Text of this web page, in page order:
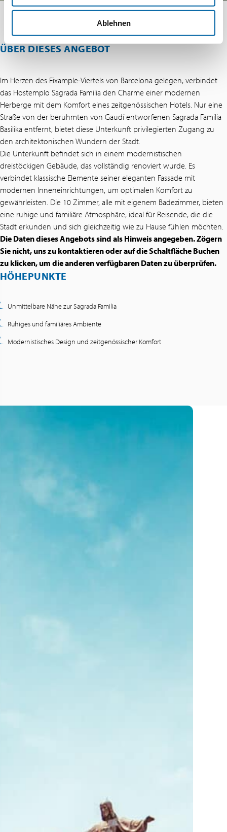
Ablehnen
ÜBER DIESES ANGEBOT
Im Herzen des Eixample-Viertels von Barcelona gelegen, verbindet
das Hostemplo Sagrada Familia den Charme einer modernen
Herberge mit dem Komfort eines zeitgenössischen Hotels. Nur eine
Straße von der berühmten von Gaudí entworfenen Sagrada Familia
Basilika entfernt, bietet diese Unterkunft privilegierten Zugang zu
den architektonischen Wundern der Stadt.
Die Unterkunft befindet sich in einem modernistischen
dreistöckigen Gebäude, das vollständig renoviert wurde. Es
verbindet klassische Elemente seiner eleganten Fassade mit
modernen Inneneinrichtungen, um optimalen Komfort zu
gewährleisten. Die 10 Zimmer, alle mit eigenem Badezimmer, bieten
eine ruhige und familiäre Atmosphäre, ideal für Reisende, die die
Stadt erkunden und sich gleichzeitig wie zu Hause fühlen möchten.
Die Daten dieses Angebots sind als Hinweis angegeben. Zögern
Sie nicht, uns zu kontaktieren oder auf die Schaltfläche Buchen
zu klicken, um die anderen verfügbaren Daten zu überprüfen.
HÖHEPUNKTE
Unmittelbare Nähe zur Sagrada Familia
Ruhiges und familiäres Ambiente
Modernistisches Design und zeitgenössischer Komfort